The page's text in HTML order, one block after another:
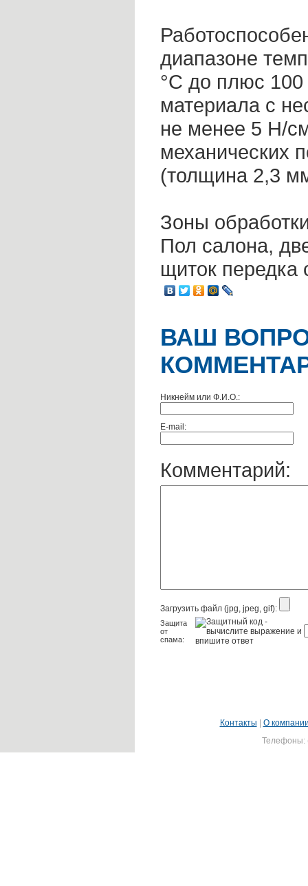
диапазоне
°С до плюс 100
материала с
не менее 5 Н/
механических
(толщина 2,3
Зоны
Пол салона,
щиток передка
ВАШ
Никнейм или Ф.И.О.:
E-mail:
Комментарий:
Загрузить файл (jpg, jpeg, gif):
Защита
от
спама:
Контакты
О
Телефоны: